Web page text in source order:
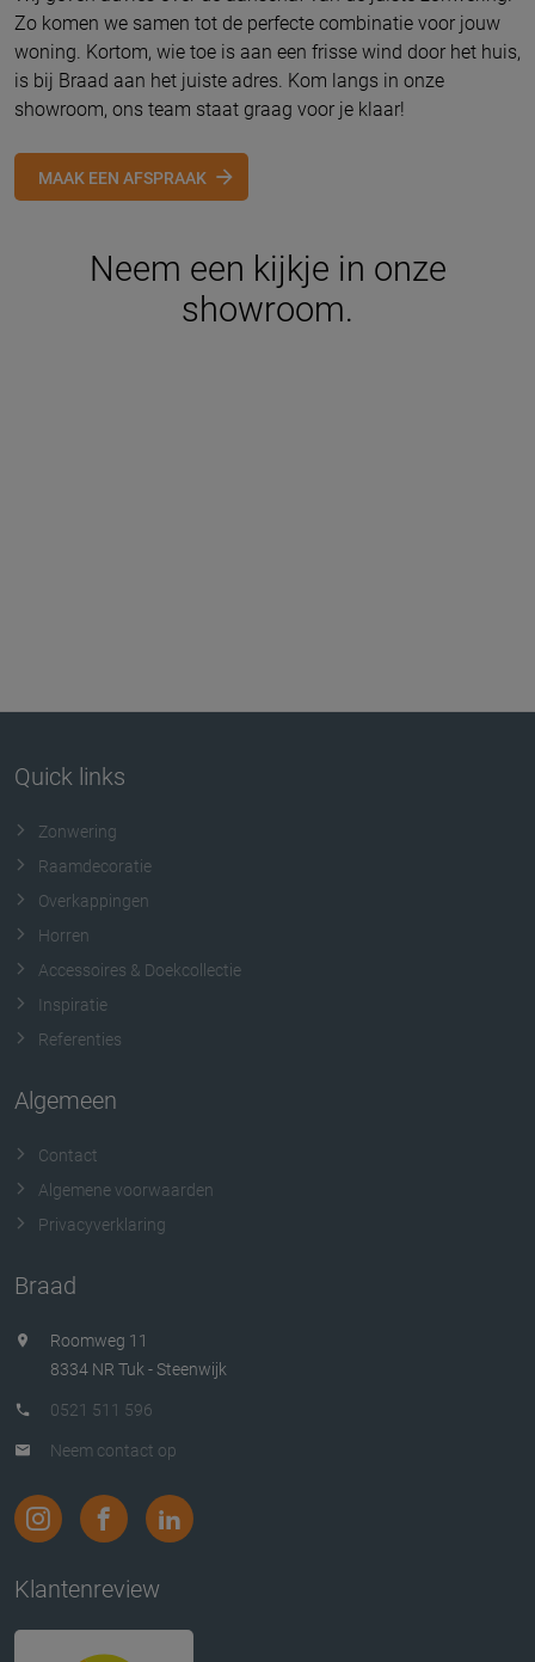
Zo komen we samen tot de perfecte combinatie voor jouw
woning. Kortom, wie toe is aan een frisse wind door het huis,
is bij Braad aan het juiste adres. Kom langs in onze
showroom, ons team staat graag voor je klaar!
MAAK EEN AFSPRAAK
Neem een kijkje in onze
showroom.
Quick links
Zonwering
Raamdecoratie
Overkappingen
Horren
Accessoires & Doekcollectie
Inspiratie
Referenties
Algemeen
Contact
Algemene voorwaarden
Privacyverklaring
Braad
Roomweg 11
8334 NR Tuk - Steenwijk
0521 511 596
Neem contact op
Klantenreview